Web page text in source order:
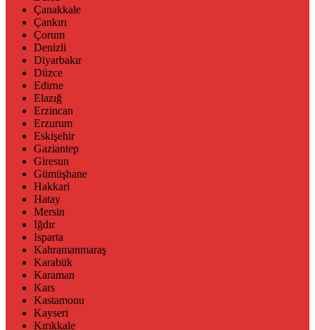
Çanakkale
Çankırı
Çorum
Denizli
Diyarbakır
Düzce
Edirne
Elazığ
Erzincan
Erzurum
Eskişehir
Gaziantep
Giresun
Gümüşhane
Hakkari
Hatay
Mersin
Iğdır
Isparta
Kahramanmaraş
Karabük
Karaman
Kars
Kastamonu
Kayseri
Kırıkkale